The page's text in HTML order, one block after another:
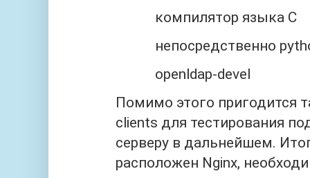
компилятор языка C
непосредственно
openldap-devel
Помимо этого пригодится
clients для тестирования
серверу в дальнейшем.
расположен Nginx,